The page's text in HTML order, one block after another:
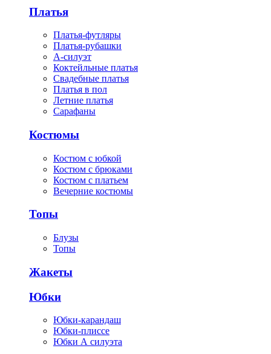
Платья
Платья-футляры
Платья-рубашки
А-силуэт
Коктейльные платья
Свадебные платья
Платья в пол
Летние платья
Сарафаны
Костюмы
Костюм с юбкой
Костюм с брюками
Костюм с платьем
Вечерние костюмы
Топы
Блузы
Топы
Жакеты
Юбки
Юбки-карандаш
Юбки-плиссе
Юбки А силуэта